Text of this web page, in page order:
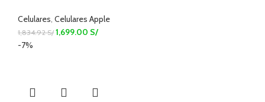
Celulares Celulares Apple
1,834.92S/ 1,699.00 S/
-7%